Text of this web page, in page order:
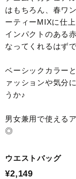
はもちろん、春ワ
ーティーMIXに仕
インパクトのある
なってくれるはずで
ベーシックカラー
ァッションや気分
うか♪
男女兼用で使える
◎
ウエストバッグ
¥2,149